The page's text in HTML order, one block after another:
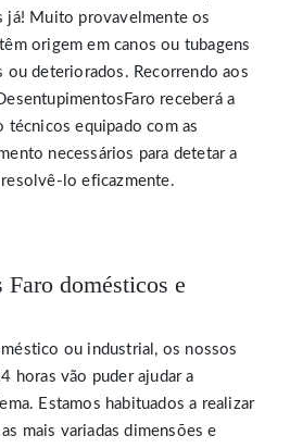
já! Muito provavelmente os
origem em canos ou tubagens
deteriorados. Recorrendo aos
receberá a
técnicos equipado com as
necessários para detetar a
lo eficazmente.
domésticos e
ou industrial, os nossos
horas vão puder ajudar a
Estamos habituados a realizar
mais variadas dimensões e